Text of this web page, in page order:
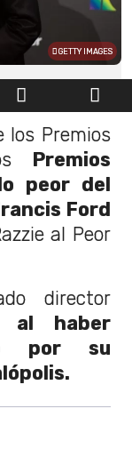
GETTY IMAGES
los Premios
Premios
peor del
Ford
al Peor
director
al haber
por su